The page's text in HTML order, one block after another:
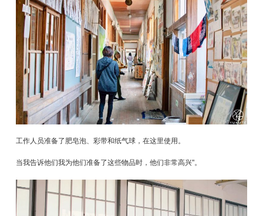
工作人员准备了肥皂泡、彩带和纸气球，在这里使用。
当我告诉他们我为他们准备了这些物品时，他们非常高兴"。